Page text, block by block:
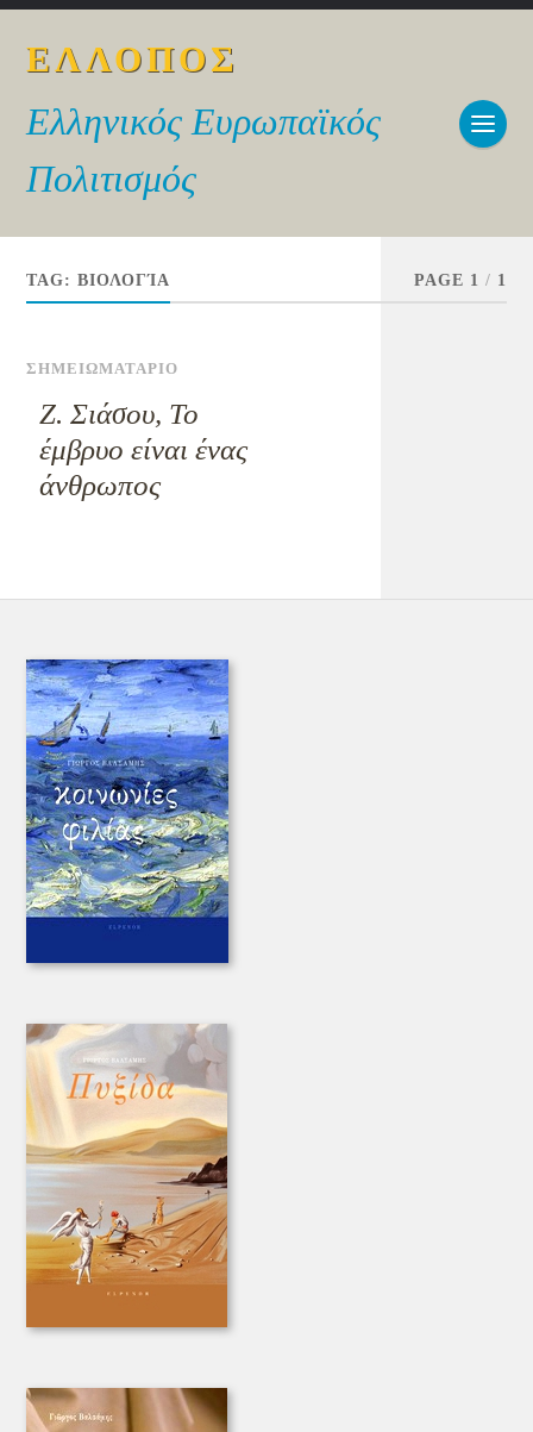
ΕΛΛΟΠΟΣ
Ελληνικός Ευρωπαϊκός
Πολιτισμός
TAG:ΒΙΟΛΟΓΊΑ PAGE 1 / 1
ΣΗΜΕΙΩΜΑΤΑΡΙΟ
Ζ. Σιάσου, Το
έμβρυο είναι ένας
άνθρωπος